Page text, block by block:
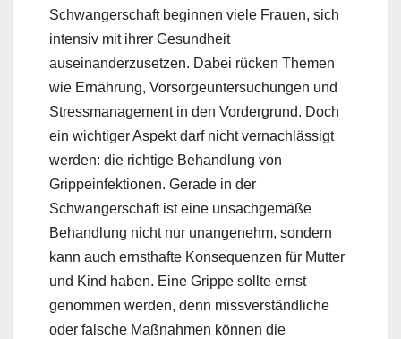
Schwangerschaft beginnen viele Frauen, sich
intensiv mit ihrer Gesundheit
auseinanderzusetzen. Dabei rücken Themen
wie Ernährung, Vorsorgeuntersuchungen und
Stressmanagement in den Vordergrund. Doch
ein wichtiger Aspekt darf nicht vernachlässigt
werden: die richtige Behandlung von
Grippeinfektionen. Gerade in der
Schwangerschaft ist eine unsachgemäße
Behandlung nicht nur unangenehm, sondern
kann auch ernsthafte Konsequenzen für Mutter
und Kind haben. Eine Grippe sollte ernst
genommen werden, denn missverständliche
oder falsche Maßnahmen können die